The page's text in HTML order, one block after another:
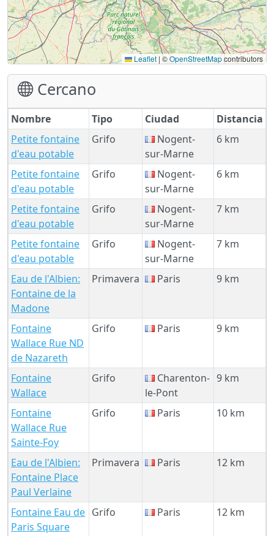
Leaflet | ©OpenStreetMapcontributors
Cercano
Nombre Tipo Ciudad
Distancia
Petite fontaine
d'eau potable
Grifo
Nogent-
sur-Marne
6 km
Petite fontaine
d'eau potable
Grifo
Nogent-
sur-Marne
6 km
Petite fontaine
d'eau potable
Grifo
Nogent-
sur-Marne
7 km
Petite fontaine
d'eau potable
Grifo
Nogent-
sur-Marne
7 km
Eau de l'Albien:
Fontaine de la
Madone
Primavera Paris 9 km
Fontaine
Wallace Rue ND
de Nazareth
Grifo Paris 9 km
Fontaine
Wallace
Grifo
Charenton-
le-Pont
9 km
Fontaine
Wallace Rue
Sainte-Foy
Grifo Paris 10 km
Eau de l'Albien:
Fontaine Place
Paul Verlaine
Primavera Paris 12 km
Fontaine Eau de
Paris Square
Grifo Paris 12 km